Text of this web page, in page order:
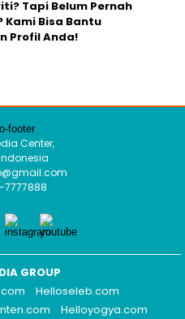
Tapi Belum Pernah
Kami Bisa Bantu
Profil Anda!
Center,
GROUP
Helloseleb.com
Helloyogya.com